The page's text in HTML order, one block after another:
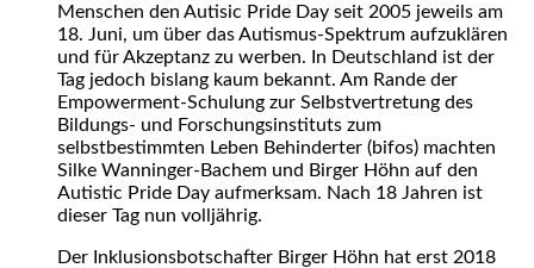
Menschen den Autisic Pride Day seit 2005 jeweils am
18. Juni, um über das Autismus-Spektrum aufzuklären
und für Akzeptanz zu werben. In Deutschland ist der
Tag jedoch bislang kaum bekannt. Am Rande der
Empowerment-Schulung zur Selbstvertretung des
Bildungs- und Forschungsinstituts zum
selbstbestimmten Leben Behinderter (bifos) machten
Silke Wanninger-Bachem und Birger Höhn auf den
Autistic Pride Day aufmerksam. Nach 18 Jahren ist
dieser Tag nun volljährig.
Der Inklusionsbotschafter Birger Höhn hat erst 2018